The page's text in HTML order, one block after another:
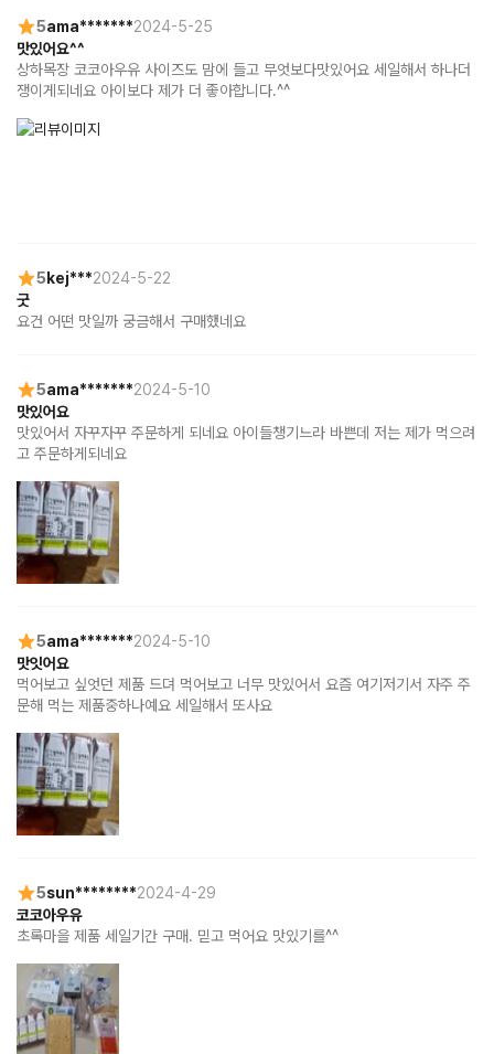
5ama*******2024-5-25
맛있어요^^
상하목장 코코아우유 사이즈도 맘에 들고 무엇보다맛있어요 세일해서 하나더
쟁이게되네요 아이보다 제가 더 좋아합니다.^^
5kej***2024-5-22
굿
요건 어떤 맛일까 궁금해서 구매했네요
5ama*******2024-5-10
맛있어요
맛있어서 자꾸자꾸 주문하게 되네요 아이들챙기느라 바쁜데 저는 제가 먹으려
고 주문하게되네요
5ama*******2024-5-10
맛잇어요
먹어보고 싶엇던 제품 드뎌 먹어보고 너무 맛있어서 요즘 여기저기서 자주 주
문해 먹는 제품중하나예요 세일해서 또사요
5sun********2024-4-29
코코아우유
초록마을 제품 세일기간 구매. 믿고 먹어요 맛있기를^^